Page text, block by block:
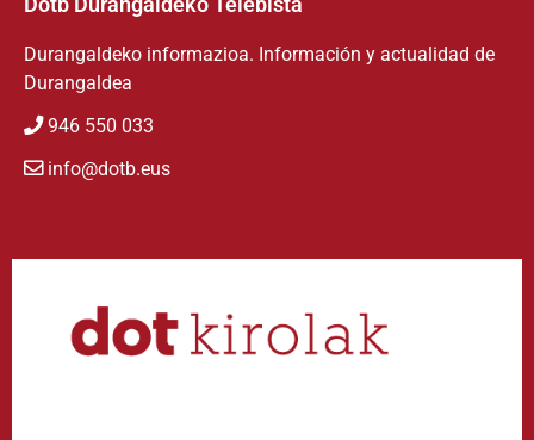
Durangaldeko informazioa. Información y actualidad de
Durangaldea
946 550 033
info@dotb.eus